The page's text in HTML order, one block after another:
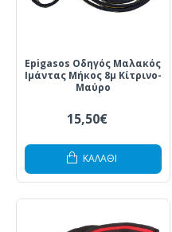
Epigasos Οδηγός Μαλακός
Ιμάντας Μήκος 8μ Κίτρινο-
Μαύρο
15,50€
ΚΑΛΆΘΙ